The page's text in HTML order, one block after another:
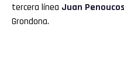
tercera línea Juan Penoucos
Grondona.